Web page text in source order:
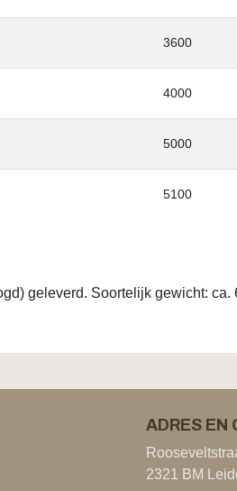
3600
4000
5000
5100
geleverd. Soortelijk gewicht:
ADRES EN
2321 BM